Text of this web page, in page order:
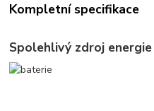
Kompletní specifikace
Spolehlivý zdroj energie